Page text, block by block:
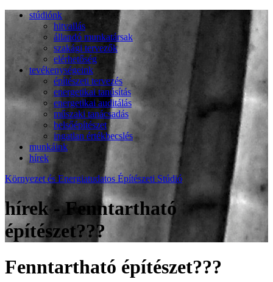
stúdiónk
hitvallás
állandó munkatársak
szakági tervezők
elérhetőség
tevékenységeink
építészeti tervezés
energetikai tanúsítás
energetikai auditálás
műszaki tanácsadás
belsőépítészet
ingatlan értékbecslés
munkáink
hírek
Környezet és Energiatudatos Építészeti Stúdió
hírek - Fenntartható
építészet???
Fenntartható építészet???